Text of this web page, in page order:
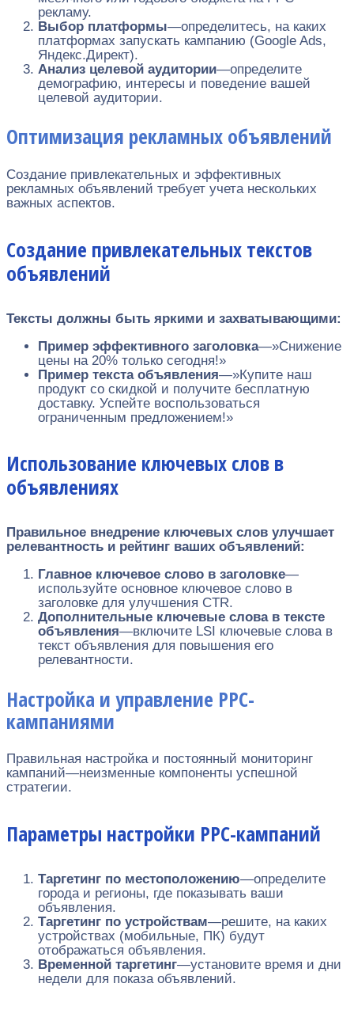
рекламу.
Выбор платформы—определитесь, на каких
платформах запускать кампанию (Google Ads,
Яндекс.Директ).
Анализ целевой аудитории—определите
демографию, интересы и поведение вашей
целевой аудитории.
Оптимизация рекламных объявлений
Создание привлекательных и эффективных
рекламных объявлений требует учета нескольких
важных аспектов.
Создание привлекательных текстов
объявлений
Тексты должны быть яркими и захватывающими:
Пример эффективного заголовка—»Снижение
цены на 20% только сегодня!»
Пример текста объявления—»Купите наш
продукт со скидкой и получите бесплатную
доставку. Успейте воспользоваться
ограниченным предложением!»
Использование ключевых слов в
объявлениях
Правильное внедрение ключевых слов улучшает
релевантность и рейтинг ваших объявлений:
Главное ключевое слово в заголовке—
используйте основное ключевое слово в
заголовке для улучшения CTR.
Дополнительные ключевые слова в тексте
объявления—включите LSI ключевые слова в
текст объявления для повышения его
релевантности.
Настройка и управление PPC-
кампаниями
Правильная настройка и постоянный мониторинг
кампаний—неизменные компоненты успешной
стратегии.
Параметры настройки PPC-кампаний
Таргетинг по местоположению—определите
города и регионы, где показывать ваши
объявления.
Таргетинг по устройствам—решите, на каких
устройствах (мобильные, ПК) будут
отображаться объявления.
Временной таргетинг—установите время и дни
недели для показа объявлений.